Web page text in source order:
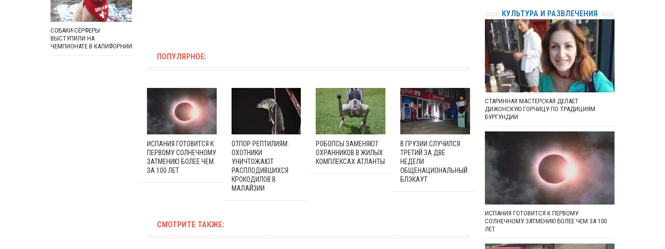
ПОПУЛЯРНОЕ:
ИСПАНИЯ ГОТОВИТСЯ К
ПЕРВОМУ СОЛНЕЧНОМУ
ЗАТМЕНИЮ БОЛЕЕ ЧЕМ
ЗА 100 ЛЕТ
ОТПОР РЕПТИЛИЯМ:
ОХОТНИКИ
УНИЧТОЖАЮТ
РАСПЛОДИВШИХСЯ
КРОКОДИЛОВ В
МАЛАЙЗИИ
РОБОПСЫ ЗАМЕНЯЮТ
ОХРАННИКОВ В ЖИЛЫХ
КОМПЛЕКСАХ АТЛАНТЫ
В ГРУЗИИ СЛУЧИЛСЯ
ТРЕТИЙ ЗА ДВЕ
НЕДЕЛИ
ОБЩЕНАЦИОНАЛЬНЫЙ
БЛЭКАУТ
СМОТРИТЕ ТАКЖЕ:
СОБАКИ-СЁРФЕРЫ
ВЫСТУПИЛИ НА
ЧЕМПИОНАТЕ В КАЛИФОРНИИ
КУЛЬТУРА И РАЗВЛЕЧЕНИЯ
СТАРИННАЯ МАСТЕРСКАЯ ДЕЛАЕТ
ДИЖОНСКУЮ ГОРЧИЦУ ПО ТРАДИЦИЯМ
БУРГУНДИИ
ИСПАНИЯ ГОТОВИТСЯ К ПЕРВОМУ
СОЛНЕЧНОМУ ЗАТМЕНИЮ БОЛЕЕ ЧЕМ ЗА 100
ЛЕТ